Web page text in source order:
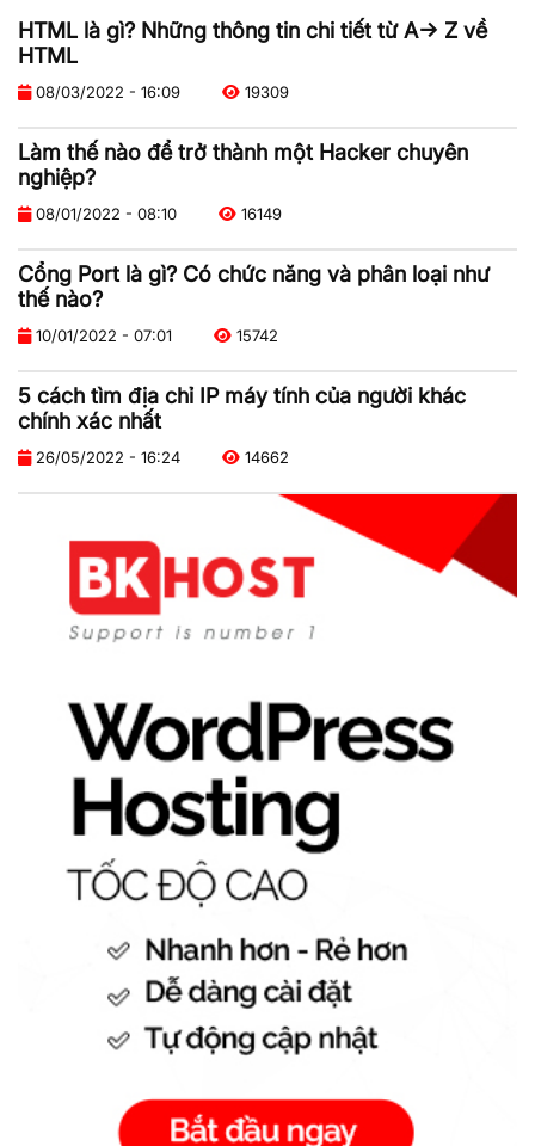
HTML là gì? Những thông tin chi tiết từ A-> Z về
HTML
08/03/2022 - 16:09 19309
Làm thế nào để trở thành một Hacker chuyên
nghiệp?
08/01/2022 - 08:10 16149
Cổng Port là gì? Có chức năng và phân loại như
thế nào?
10/01/2022 - 07:01 15742
5 cách tìm địa chỉ IP máy tính của người khác
chính xác nhất
26/05/2022 - 16:24 14662